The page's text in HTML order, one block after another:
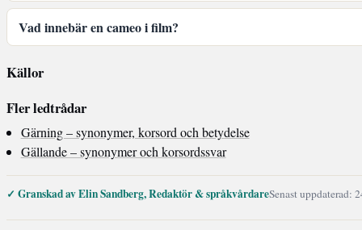
Vad innebär en cameo i film?
Källor
Fler ledtrådar
Gärning – synonymer, korsord och betydelse
Gällande – synonymer och korsordssvar
✓ Granskad av Elin Sandberg, Redaktör & språkvårdareSenast uppdaterad: